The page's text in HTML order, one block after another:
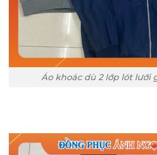
Áo khoác dù 2 lớp lót lưới